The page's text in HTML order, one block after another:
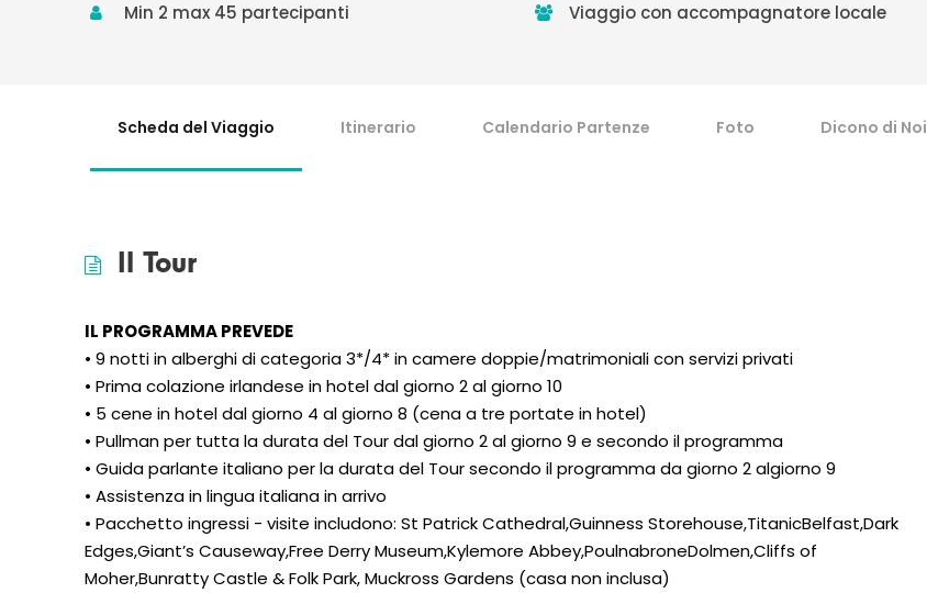
Min 2 max 45 partecipanti
Viaggio con accompagnatore locale
Scheda del Viaggio Itinerario Calendario Partenze Foto Dicono di Noi
Il Tour
IL PROGRAMMAPREVEDE
• 9 notti in alberghi di categoria 3*/4* in camere doppie/matrimoniali con servizi privati
• Prima colazione irlandese in hotel dal giorno 2 al giorno 10
• 5 cene in hotel dal giorno 4 al giorno 8 (cena a tre portate in hotel)
• Pullman per tutta la durata del Tour dal giorno 2 al giorno 9 e secondo il programma
• Guida parlante italiano per la durata del Tour secondo il programma da giorno 2 algiorno 9
• Assistenza in lingua italiana in arrivo
• Pacchetto ingressi - visite includono: St Patrick Cathedral,Guinness Storehouse,TitanicBelfast,Dark
Edges,Giant’s Causeway,Free Derry Museum,Kylemore Abbey,PoulnabroneDolmen,Cliffs of
Moher,Bunratty Castle & Folk Park, Muckross Gardens (casa non inclusa)